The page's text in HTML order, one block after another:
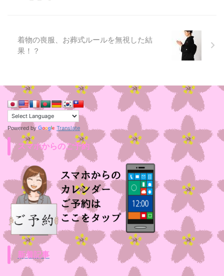
着物の喪服、お葬式ルールを無視した結
果！？
Powered by Translate
スマホからのご予約
新着記事